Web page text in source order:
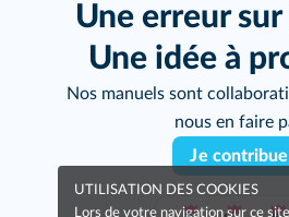
Une erreur sur
Une idée à
Nos manuels sont
nous en faire
Je
UTILISATION DES COOKIES
Lors de votre navigation sur ce